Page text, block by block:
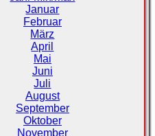
Januar
Februar
März
April
Mai
Juni
Juli
August
September
Oktober
November